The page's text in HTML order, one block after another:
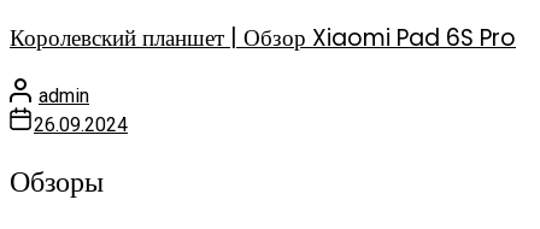
Королевский планшет | Обзор Xiaomi Pad 6S Pro
admin
26.09.2024
Обзоры